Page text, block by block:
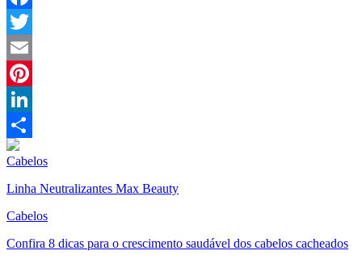
Facebook
Twitter
Email
Pinterest
LinkedIn
Compartilhar
Cabelos
Linha Neutralizantes Max Beauty
Cabelos
Confira 8 dicas para o crescimento saudável dos cabelos cacheados